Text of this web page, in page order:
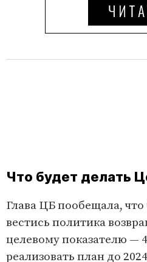
Что будет делать
Глава ЦБ пообещала,
вестись политика
целевому показателю —
реализовать план до